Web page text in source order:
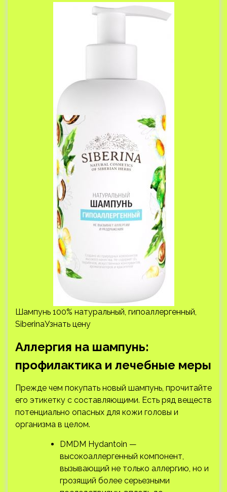
Шампунь 100% натуральный, гипоаллергенный,
SiberinaУзнать цену
Аллергия на шампунь:
профилактика и лечебные меры
Прежде чем покупать новый шампунь, прочитайте
его этикетку с составляющими. Есть ряд веществ
потенциально опасных для кожи головы и
организма в целом.
DMDM Hydantoin —
высокоаллергенный компонент,
вызывающий не только аллергию, но и
грозящий более серьезными